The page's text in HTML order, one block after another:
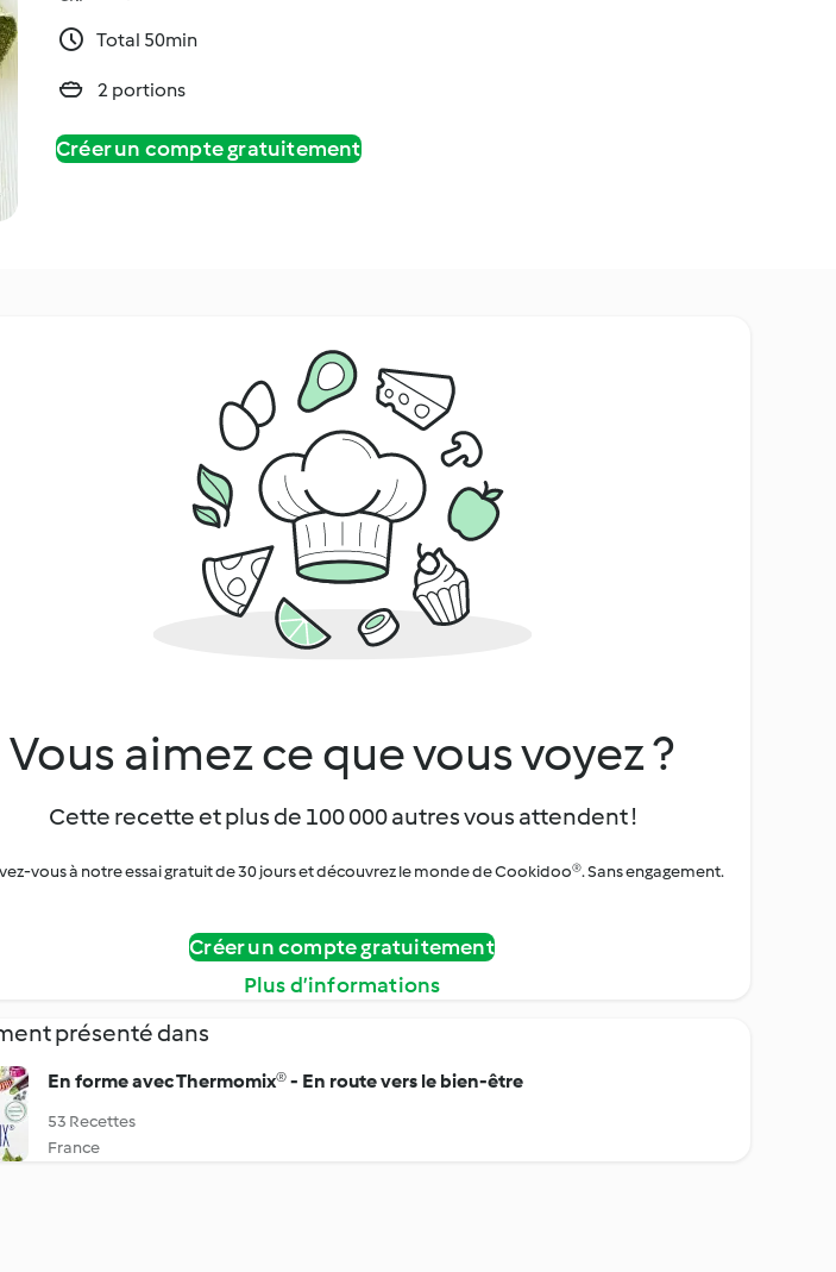
Total 50min
2 portions
Créer un compte gratuitement
Vous aimez ce que vous voyez ?
Cette recette et plus de 100 000 autres vous attendent !
vous à notre essai gratuit de 30 jours et découvrez le monde de Cookidoo®. Sans engagement.
Créer un compte gratuitement
Plus d’informations
présenté dans
En forme avec Thermomix® - En route vers le bien-être
53 Recettes
France